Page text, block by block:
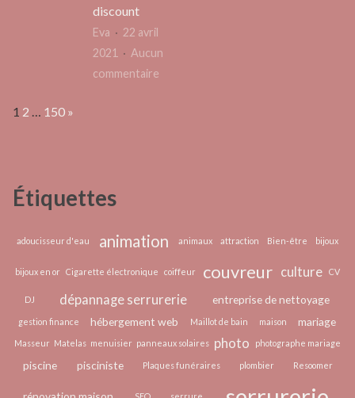
discount
Eva
22 avril
2021
Aucun
commentaire
prix
Page:
1 2 … 150 Next
»
Étiquettes
adoucisseur d'eau animation animaux attraction Bien-être bijoux
bijoux en or Cigarette électronique coiffeur couvreur culture CV
DJ dépannage serrurerie entreprise de nettoyage
gestion finance hébergement web Maillot de bain maison mariage
Masseur Matelas menuisier panneaux solaires photo photographe mariage
piscine pisciniste Plaques funéraires plombier Resoomer